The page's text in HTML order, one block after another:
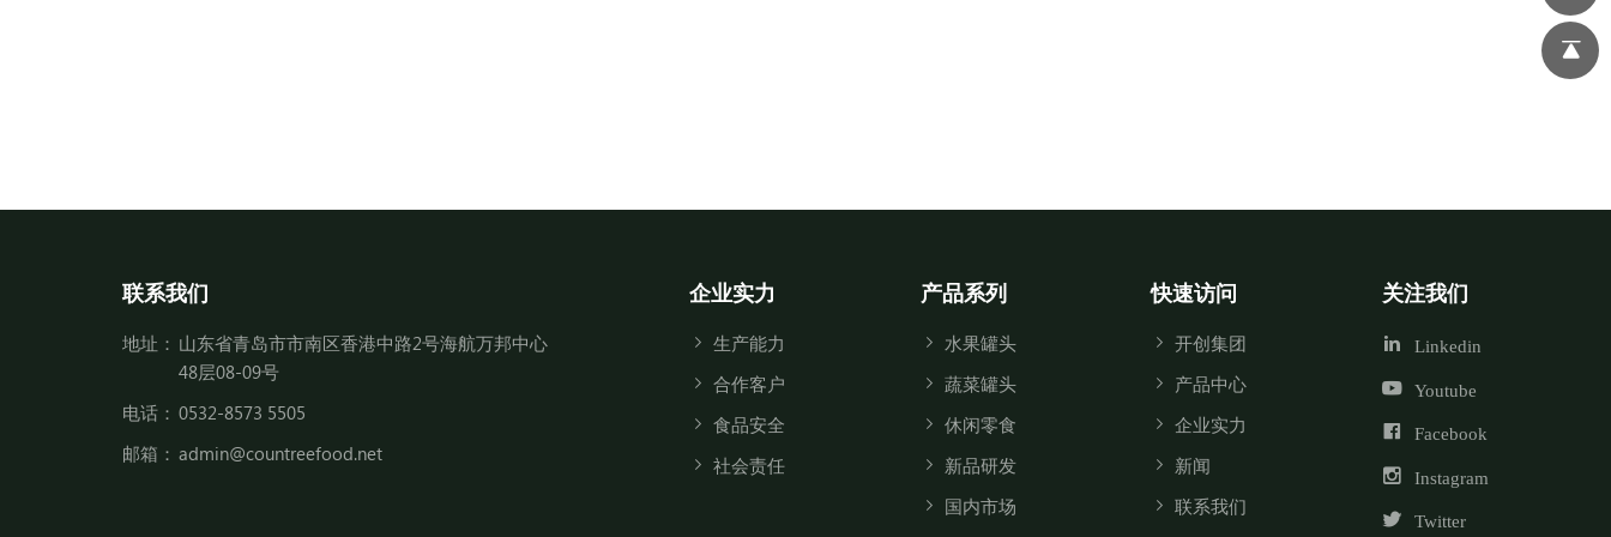
联系我们
地址： 山东省青岛市市南区香港中路2号海航万邦中心
48层08-09号
电话： 0532-8573 5505
邮箱： admin@countreefood.net
企业实力
生产能力
合作客户
食品安全
社会责任
产品系列
水果罐头
蔬菜罐头
休闲零食
新品研发
国内市场
快速访问
开创集团
产品中心
企业实力
新闻
联系我们
关注我们
Linkedin
Youtube
Facebook
Instagram
Twitter